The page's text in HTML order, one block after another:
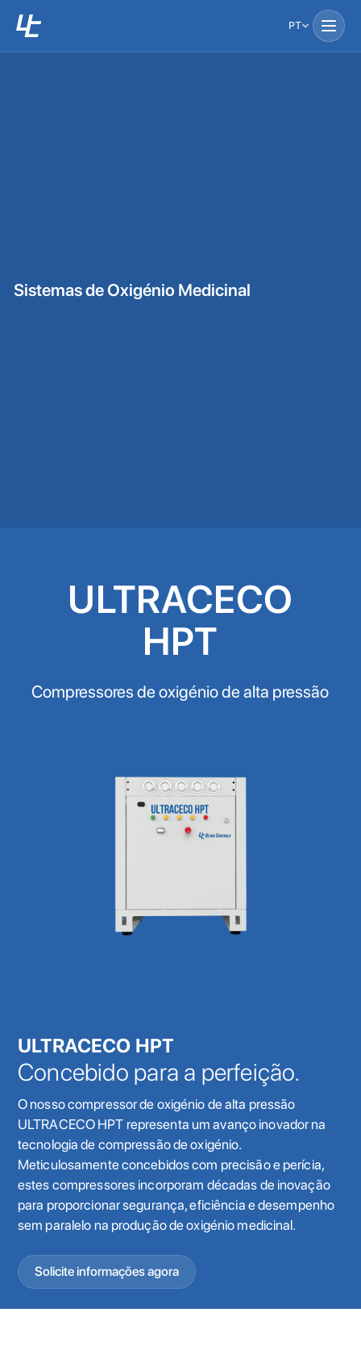
PT
Sistemas de Oxigénio Medicinal
ULTRACECO
HPT
Compressores de oxigénio de alta pressão
ULTRACECO HPT
Concebido para a perfeição.
O nosso compressor de oxigénio de alta pressão
ULTRACECO HPT representa um avanço inovador na
tecnologia de compressão de oxigénio.
Meticulosamente concebidos com precisão e perícia,
estes compressores incorporam décadas de inovação
para proporcionar segurança, eficiência e desempenho
sem paralelo na produção de oxigénio medicinal.
Solicite informações agora